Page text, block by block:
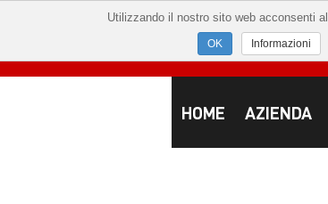
HOME AZIENDA
Utilizzando il nostro sito web acconsenti
Informazioni